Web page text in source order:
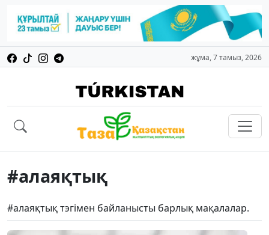
жұма, 7 тамыз, 2026
#алаяқтық
#алаяқтық тэгімен байланысты барлық мақалалар.